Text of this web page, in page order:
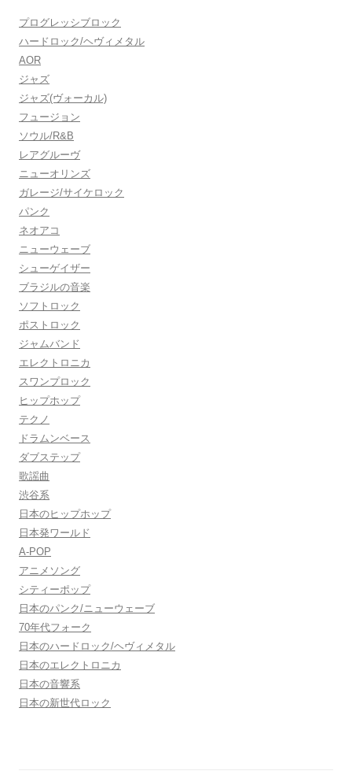
プログレッシブロック
ハードロック/ヘヴィメタル
AOR
ジャズ
ジャズ(ヴォーカル)
フュージョン
ソウル/R&B
レアグルーヴ
ニューオリンズ
ガレージ/サイケロック
パンク
ネオアコ
ニューウェーブ
シューゲイザー
ブラジルの音楽
ソフトロック
ポストロック
ジャムバンド
エレクトロニカ
スワンプロック
ヒップホップ
テクノ
ドラムンベース
ダブステップ
歌謡曲
渋谷系
日本のヒップホップ
日本発ワールド
A-POP
アニメソング
シティーポップ
日本のパンク/ニューウェーブ
70年代フォーク
日本のハードロック/ヘヴィメタル
日本のエレクトロニカ
日本の音響系
日本の新世代ロック